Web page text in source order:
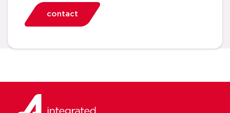
contact